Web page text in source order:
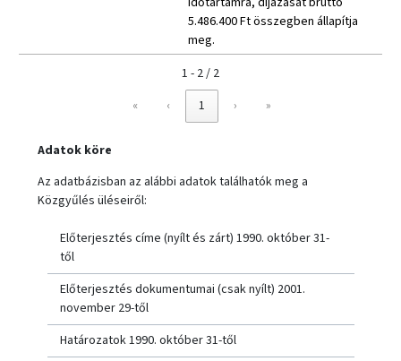
5.486.400 Ft összegben állapítja
meg.
1 - 2 / 2
«
‹ 1 › »
Adatok köre
Az adatbázisban az alábbi adatok találhatók meg a
Közgyűlés üléseiről:
Előterjesztés címe (nyílt és zárt) 1990. október 31-
től
Előterjesztés dokumentumai (csak nyílt) 2001.
november 29-től
Határozatok 1990. október 31-től